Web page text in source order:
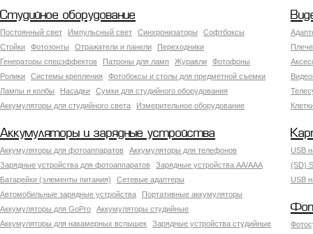
Студийное оборудование
Постоянный свет Импульсный свет Синхронизаторы
Софтбоксы
Стойки
Фотозонты Отражатели и панели
Переходники
Генераторы спецэффектов
Патроны для ламп Журавли
Фотофоны
Ролики
Системы крепления
Фотобоксы и столы для предметной съемки
Лампы и колбы
Насадки
Сумки для студийного оборудования
Аккумуляторы для студийного света
Измерительное оборудование
Аккумуляторы и зарядные устройства
Аккумуляторы для фотоаппаратов
Аккумуляторы для телефонов
Зарядные устройства для фотоаппаратов
Зарядные устройства AA/AAA
Батарейки (элементы питания)
Сетевые адаптеры
Автомобильные зарядные устройства
Портативные аккумуляторы
Аккумуляторы для GoPro
Аккумуляторы студийные
Аккумуляторы для накамерных вспышек
Зарядные устройства студийные
USB
(SD)
USB